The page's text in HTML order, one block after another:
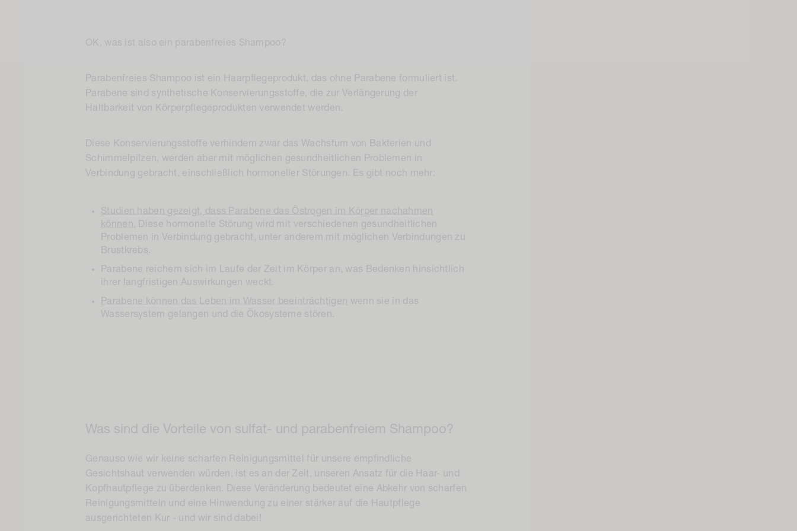
OK, was ist also ein parabenfreies Shampoo?
Parabenfreies Shampoo ist ein Haarpflegeprodukt, das ohne Parabene formuliert ist.
Parabene sind synthetische Konservierungsstoffe, die zur Verlängerung der
Haltbarkeit von Körperpflegeprodukten verwendet werden.
Diese Konservierungsstoffe verhindern zwar das Wachstum von Bakterien und
Schimmelpilzen, werden aber mit möglichen gesundheitlichen Problemen in
Verbindung gebracht, einschließlich hormoneller Störungen. Es gibt noch mehr:
Studien haben gezeigt, dass Parabene das Östrogen im Körper nachahmen
können. Diese hormonelle Störung wird mit verschiedenen gesundheitlichen
Problemen in Verbindung gebracht, unter anderem mit möglichen Verbindungen zu
Brustkrebs.
Parabene reichern sich im Laufe der Zeit im Körper an, was Bedenken hinsichtlich
ihrer langfristigen Auswirkungen weckt.
Parabene können das Leben im Wasser beeinträchtigen wenn sie in das
Wassersystem gelangen und die Ökosysteme stören.
Was sind die Vorteile von sulfat- und parabenfreiem Shampoo?
Genauso wie wir keine scharfen Reinigungsmittel für unsere empfindliche
Gesichtshaut verwenden würden, ist es an der Zeit, unseren Ansatz für die Haar- und
Kopfhautpflege zu überdenken. Diese Veränderung bedeutet eine Abkehr von scharfen
Reinigungsmitteln und eine Hinwendung zu einer stärker auf die Hautpflege
ausgerichteten Kur - und wir sind dabei!